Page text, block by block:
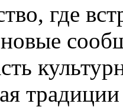
где